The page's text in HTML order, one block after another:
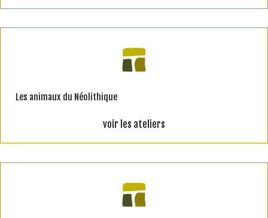
Les animaux du Néolithique
voir les ateliers